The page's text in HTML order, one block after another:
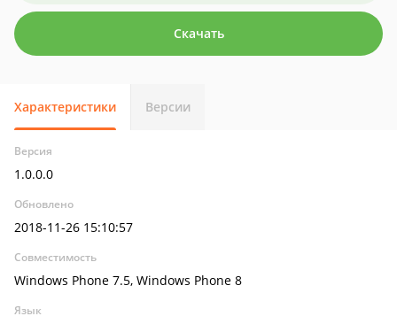
Скачать
Характеристики Версии
Версия
1.0.0.0
Обновлено
2018-11-26 15:10:57
Совместимость
Windows Phone 7.5, Windows Phone 8
Язык